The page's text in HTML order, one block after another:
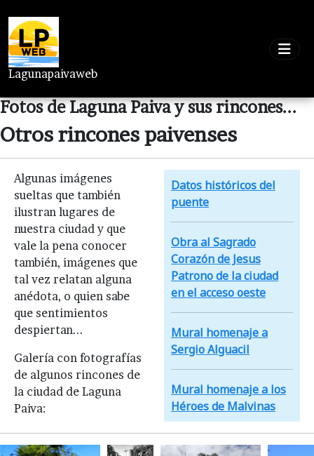
Lagunapaivaweb
Fotos de Laguna Paiva y sus rincones...
Otros rincones paivenses
Algunas imágenes
sueltas que también
ilustran lugares de
nuestra ciudad y que
vale la pena conocer
también, imágenes que
tal vez relatan alguna
anédota, o quien sabe
que sentimientos
despiertan...
Galería con fotografías
de algunos rincones de
la ciudad de Laguna
Paiva:
Datos históricos del
puente
Obra al Sagrado
Corazón de Jesus
Patrono de la ciudad
en el acceso oeste
Mural homenaje a
Sergio Alguacil
Mural homenaje a los
Héroes de Malvinas